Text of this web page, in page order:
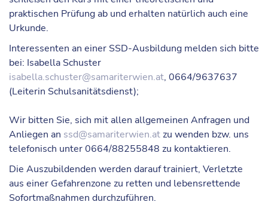
praktischen Prüfung ab und erhalten natürlich auch eine
Urkunde.
Interessenten an einer SSD-Ausbildung melden sich bitte
bei: Isabella Schuster
isabella.schuster@samariterwien.at, 0664/9637637
(Leiterin Schulsanitätsdienst);
Wir bitten Sie, sich mit allen allgemeinen Anfragen und
Anliegen an ssd@samariterwien.atzu wenden bzw. uns
telefonisch unter 0664/88255848 zu kontaktieren.
Die Auszubildenden werden darauf trainiert, Verletzte
aus einer Gefahrenzone zu retten und lebensrettende
Sofortmaßnahmen durchzuführen.